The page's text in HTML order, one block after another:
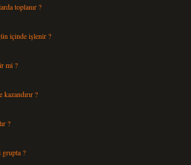
toplanır ?
içinde işlenir ?
mi ?
?
?
?